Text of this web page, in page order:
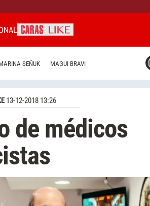
SEÑUK MAGUI BRAVI
13-12-2018 13:26
de médicos